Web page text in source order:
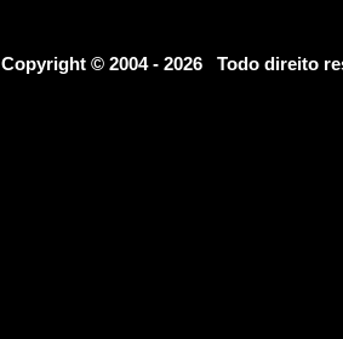
Copyright © 2004 - 2026 Todo direito